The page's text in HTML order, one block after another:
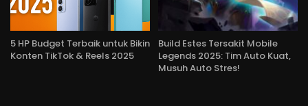
5 HP Budget Terbaik untuk Bikin
Konten TikTok & Reels 2025
Build Estes Tersakit Mobile
Legends 2025: Tim Auto Kuat,
Musuh Auto Stres!